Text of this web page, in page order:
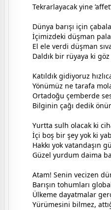
Tekrarlayacak yine
Dünya barışı için
İçimizdeki düşman
El ele verdi düşman
Daldık bir rüyaya ki
Katıldık gidiyoruz
Yönümüz ne tarafa
Ortadoğu çemberde
Bilginin çağı dedik
Yurtta sulh olacak ki
İçi boş bir şey yok ki
Hakkı yok vatandaşın
Güzel yurdum daima
Atam! Senin vecizen
Barışın tohumları
Ülkeme dayatmalar
Yürümesini bilmez,